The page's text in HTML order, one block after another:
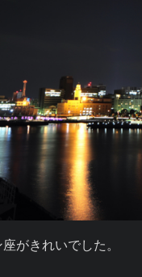
がきれいでした。